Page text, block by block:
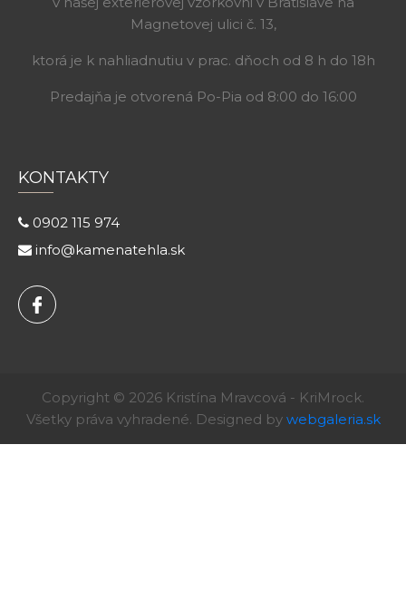
Magnetovej ulici č. 13,
ktorá je k nahliadnutiu v prac. dňoch od 8 h do 18h
Predajňa je otvorená Po-Pia od 8:00 do 16:00
KONTAKTY
0902 115 974
info@kamenatehla.sk
Copyright © 2026 Kristína Mravcová - KriMrock.
Všetky práva vyhradené. Designed by webgaleria.sk